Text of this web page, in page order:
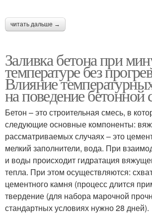
читать дальше →
Заливка бетона при
температуре без
Влияние
на поведение бетонной
Бетон – это строительная смесь, в
следующие основные компоненты:
рассматриваемых случаях – это
мелкий заполнители, вода. При
и воды происходит гидратация
тепла. При этом осуществляются:
цементного камня (процесс длится
твердение (для набора марочной
стандартных условиях нужно 28 дней).